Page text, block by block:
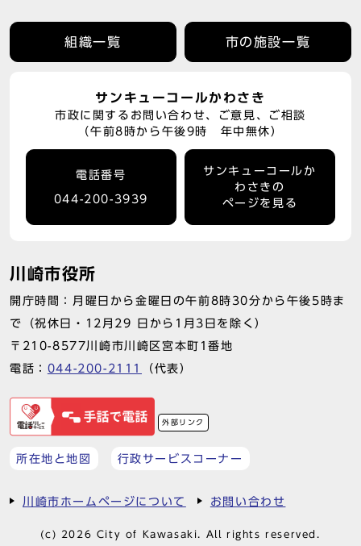
組織一覧 市の施設一覧
サンキューコールかわさき
市政に関するお問い合わせ、ご意見、ご相談
（午前8時から午後9時 年中無休）
電話番号
044-200-3939
サンキューコールか
わさきの
ページを見る
川崎市役所
開庁時間：月曜日から金曜日の午前8時30分から午後5時ま
で（祝休日・12月29 日から1月3日を除く）
〒210-8577川崎市川崎区宮本町1番地
電話： 044-200-2111 （代表）
外部リンク
所在地と地図 行政サービスコーナー
川崎市ホームページについて お問い合わせ
(c) 2026 City of Kawasaki. All rights reserved.